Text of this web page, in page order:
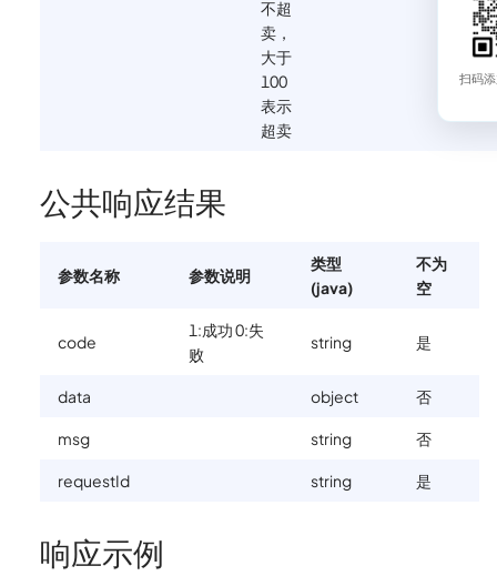
不超
卖，
大于
100
表示
超卖
公共响应结果
参数名称 参数说明
类型
(java)
不为
空
code
1:成功 0:失
败
string 是
data object 否
msg string 否
requestId string 是
响应示例
扫码